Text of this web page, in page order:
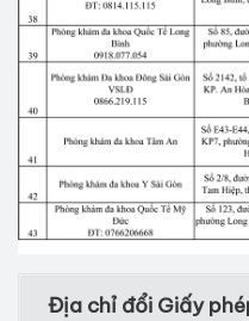
Địa chỉ đổi Giấy